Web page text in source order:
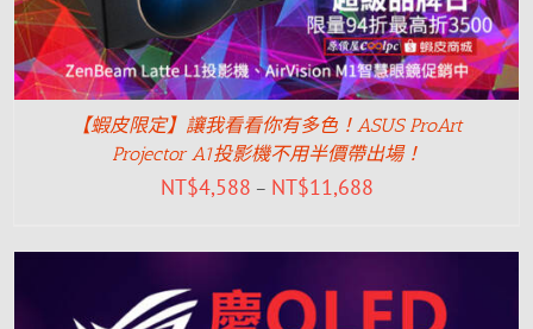
【蝦皮限定】讓我看看你有多色！ASUS ProArt
Projector A1投影機不用半價帶出場！
NT$4,588 – NT$11,688